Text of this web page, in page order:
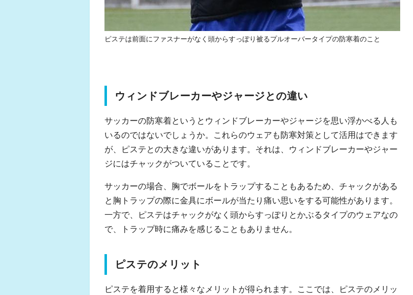
ピステは前面にファスナーがなく頭からすっぽり被るプルオーバータイプの防寒着のこと
ウィンドブレーカーやジャージとの違い
サッカーの防寒着というとウィンドブレーカーやジャージを思い浮かべる人も
いるのではないでしょうか。これらのウェアも防寒対策として活用はできます
が、ピステとの大きな違いがあります。それは、ウィンドブレーカーやジャー
ジにはチャックがついていることです。
サッカーの場合、胸でボールをトラップすることもあるため、チャックがある
と胸トラップの際に金具にボールが当たり痛い思いをする可能性があります。
一方で、ピステはチャックがなく頭からすっぽりとかぶるタイプのウェアなの
で、トラップ時に痛みを感じることもありません。
ピステのメリット
ピステを着用すると様々なメリットが得られます。ここでは、ピステのメリッ